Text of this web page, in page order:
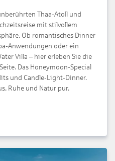
Thaa-Atoll und
mit stilvollem
Ob romantisches Dinner
Anwendungen oder ein
Villa – hier erleben Sie die
Das Honeymoon-Special
und Candle-Light-Dinner.
Ruhe und Natur pur.